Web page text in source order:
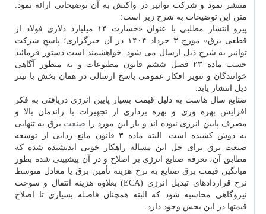
منتشر نمود و شرکت توانیر در واکنش به آن توضیحاتی ارائه نمود.
متن این توضیحات به شرح زیر است:
پیرو انتشار مطلبی با عنوان «خسارت ۱۴ میلیارد دلاری فولاد از
قطعی برق» مورخ ۳ خرداد ۱۴۰۴ در آن خبرگزاری؛ پاسخ شرکت
توانیر به شرح ذیل ارسال می شود. خواهشمند است دستور فرمائید
حسب ماده ۲۳ فصل ششم قانون مطبوعات و به منظور آگاهی
خوانندگان و تنویر افکار عمومی پاسخ ارسالی در همان بخش با تیتر
ذیل انتشار یابد.
صنایع سال هاست به دلیل قیمت بسیار پایین انرژی دریافتی به فکر
افزایش بهره وری و بهره برداری از تجهیزات با راندمان بالا و
مصرف پایین انرژی نبوده اند و بار این مورد را صنعت برق به تنهایی
به دوش کشیده است. البته ماده ۳ قانون مانع زدایی از توسعه
صنعت برق برای حل این مساله راهکار خوبی اندیشیده شده که
مطابق آن، تعرفه صنایع انرژی بر اصلاح و در آن پیشبینی شده بطور
میانگین قیمت برق صنایع به نرخ هزینه تأمین برق یا معادل متوسط
نرخ قراردادهای تبدیل انرژی (ECA) بعلاوه هزینه انتقال و سوخت
نیروگاهی محاسبه شود که البته همچنان فاصله بسیاری تا اصلاح
قیمتها در این بخش وجود دارد.